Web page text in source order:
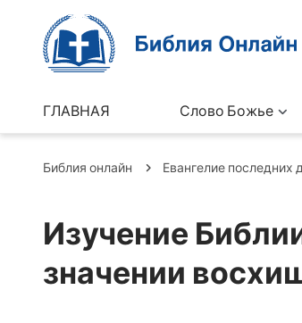
ГЛАВНАЯ Слово Божье
Библия онлайн Евангелие последних
Изучение
значении